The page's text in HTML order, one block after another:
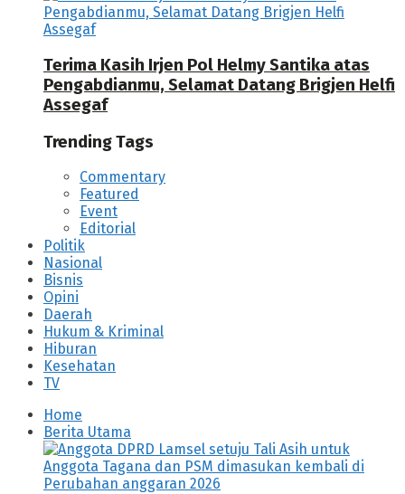
Terima Kasih Irjen Pol Helmy Santika atas
Pengabdianmu, Selamat Datang Brigjen Helfi
Assegaf
Trending Tags
Commentary
Featured
Event
Editorial
Politik
Nasional
Bisnis
Opini
Daerah
Hukum & Kriminal
Hiburan
Kesehatan
TV
Home
Berita Utama